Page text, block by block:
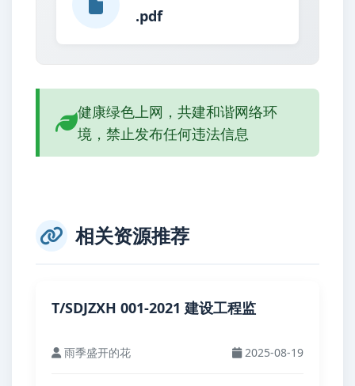
.pdf
健康绿色上网，共建和谐网络环
境，禁止发布任何违法信息
相关资源推荐
T/SDJZXH 001-2021 建设工程监
雨季盛开的花 2025-08-19